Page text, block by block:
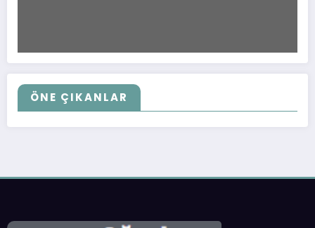
ÖNE ÇIKANLAR